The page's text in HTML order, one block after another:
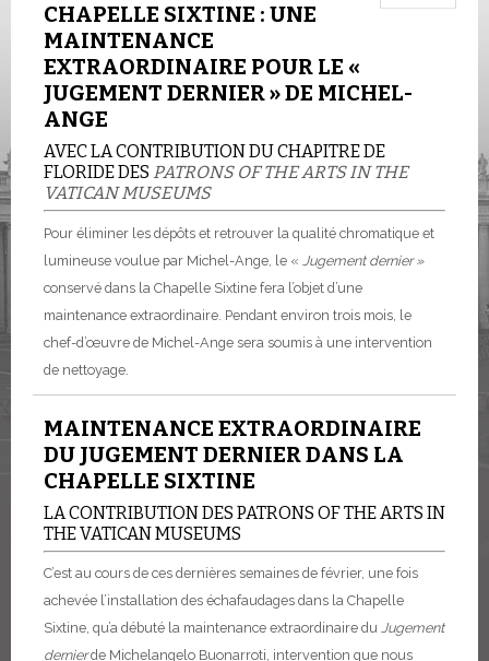
CHAPELLE SIXTINE : UNE
MAINTENANCE
EXTRAORDINAIRE POUR LE «
JUGEMENT DERNIER » DE MICHEL-
ANGE
AVEC LA CONTRIBUTION DU CHAPITRE DE
FLORIDE DES PATRONS OF THE ARTS IN THE
VATICAN MUSEUMS
Pour éliminer les dépôts et retrouver la qualité chromatique et
lumineuse voulue par Michel-Ange, le « Jugement dernier »
conservé dans la Chapelle Sixtine fera l’objet d’une
maintenance extraordinaire. Pendant environ trois mois, le
chef-d’œuvre de Michel-Ange sera soumis à une intervention
de nettoyage.
MAINTENANCE EXTRAORDINAIRE
DU JUGEMENT DERNIER DANS LA
CHAPELLE SIXTINE
LA CONTRIBUTION DES PATRONS OF THE ARTS IN
THE VATICAN MUSEUMS
C’est au cours de ces dernières semaines de février, une fois
achevée l’installation des échafaudages dans la Chapelle
Sixtine, qu’a débuté la maintenance extraordinaire du Jugement
dernierde Michelangelo Buonarroti, intervention que nous